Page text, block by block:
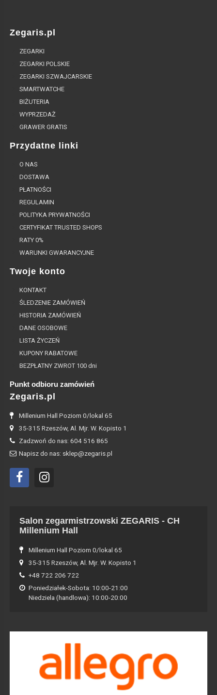
Zegaris.pl
ZEGARKI
ZEGARKI POLSKIE
ZEGARKI SZWAJCARSKIE
SMARTWATCHE
BIŻUTERIA
WYPRZEDAŻ
GRAWER GRATIS
Przydatne linki
O NAS
DOSTAWA
PŁATNOŚCI
REGULAMIN
POLITYKA PRYWATNOŚCI
CERTYFIKAT TRUSTED SHOPS
RATY 0%
WARUNKI GWARANCYJNE
Twoje konto
KONTAKT
ŚLEDZENIE ZAMÓWIEŃ
HISTORIA ZAMÓWIEŃ
DANE OSOBOWE
LISTA ŻYCZEŃ
KUPONY RABATOWE
BEZPŁATNY ZWROT 100 dni
Punkt odbioru zamówień
Zegaris.pl
Millenium Hall Poziom 0/lokal 65
35-315 Rzeszów, Al. Mjr. W. Kopisto 1
Zadzwoń do nas: 604 516 865
Napisz do nas: sklep@zegaris.pl
Salon zegarmistrzowski ZEGARIS - CH
Millenium Hall
Millenium Hall Poziom 0/lokal 65
35-315 Rzeszów, Al. Mjr. W. Kopisto 1
+48 722 206 722
Poniedziałek-Sobota: 10:00-21:00
Niedziela (handlowa): 10:00-20:00